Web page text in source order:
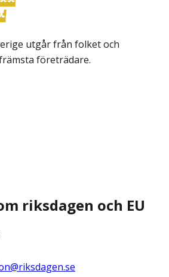
utgår från folket och
företrädare.
riksdagen och EU